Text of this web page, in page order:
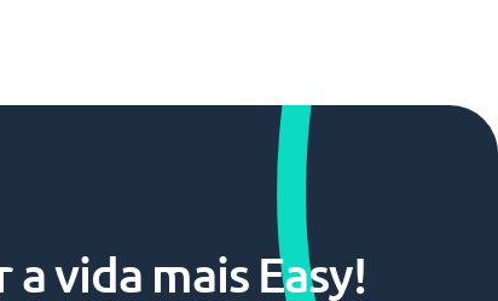
vida mais Easy!